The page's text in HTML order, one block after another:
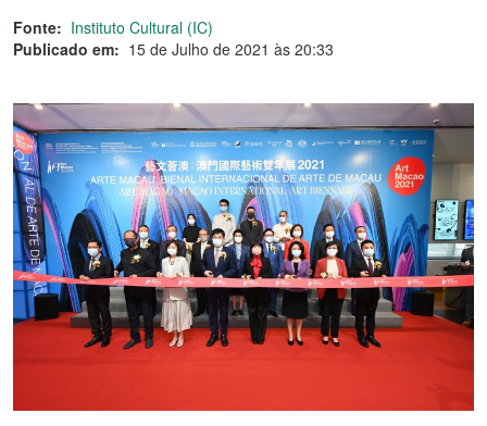
Fonte: Instituto Cultural (IC)
Publicado em: 15 de Julho de 2021 às 20:33